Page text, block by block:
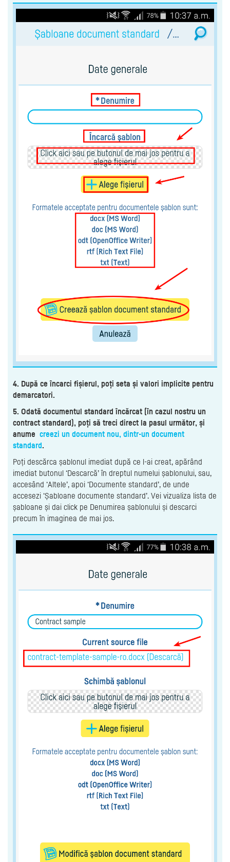
4. După ce încarci fișierul, poți seta și valori implicite pentru
demarcatori.
5. Odată documentul standard încărcat (în cazul nostru un
contract standard), poți să treci direct la pasul următor, și
anume creezi un document nou, dintr-un document
standard.
Poți descărca șablonul imediat după ce l-ai creat, apărând
imediat butonul ‘Descarcă’ în dreptul numelui șablonului, sau,
accesând ‘Altele’, apoi ‘Documente standard’, de unde
accesezi ‘Șabloane documente standard’. Vei vizualiza lista de
șabloane și dai click pe Denumirea șablonului și descarci
precum în imaginea de mai jos.